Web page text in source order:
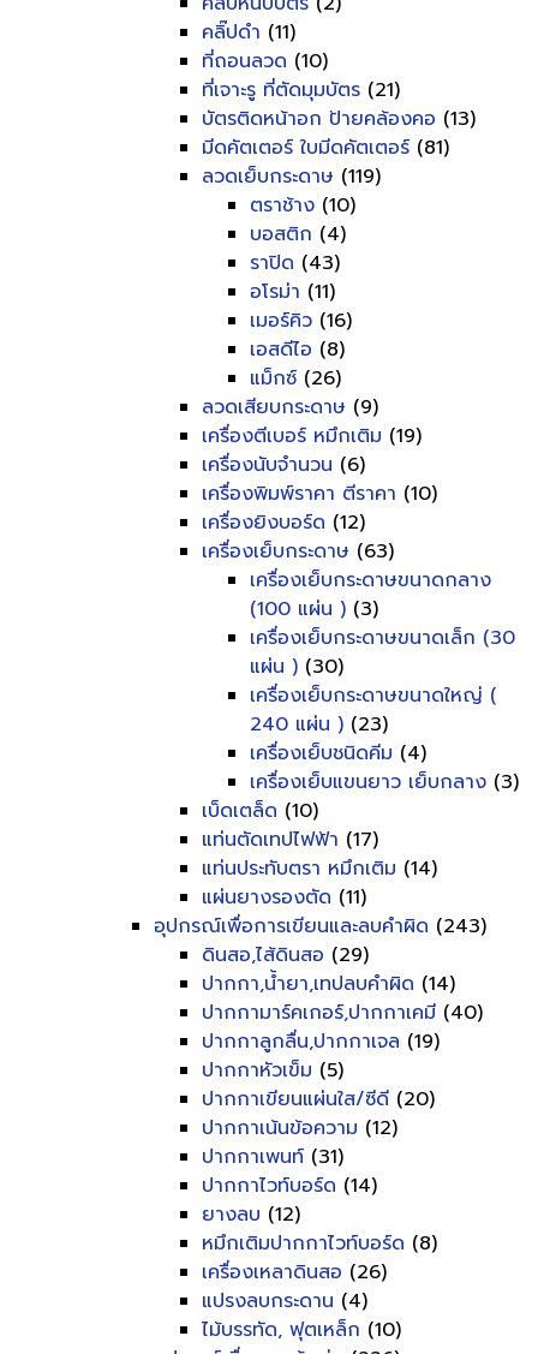
คลิ๊ปดำ (11)
ที่ถอนลวด (10)
ที่เจาะรู ที่ตัดมุมบัตร (21)
บัตรติดหน้าอก ป้ายคล้องคอ (13)
มีดคัตเตอร์ ใบมีดคัตเตอร์ (81)
ลวดเย็บกระดาษ (119)
ตราช้าง (10)
บอสติก (4)
ราปิด (43)
อโรม่า (11)
เมอร์คิว (16)
เอสดีไอ (8)
แม็กซ์ (26)
ลวดเสียบกระดาษ (9)
เครื่องตีเบอร์ หมึกเติม (19)
เครื่องนับจำนวน (6)
เครื่องพิมพ์ราคา ตีราคา (10)
เครื่องยิงบอร์ด (12)
เครื่องเย็บกระดาษ (63)
เครื่องเย็บกระดาษขนาดกลาง
(100 แผ่น ) (3)
เครื่องเย็บกระดาษขนาดเล็ก (30
แผ่น ) (30)
เครื่องเย็บกระดาษขนาดใหญ่ (
240 แผ่น ) (23)
เครื่องเย็บชนิดคีม (4)
เครื่องเย็บแขนยาว เย็บกลาง (3)
เบ็ดเตล็ด (10)
แท่นตัดเทปไฟฟ้า (17)
แท่นประทับตรา หมึกเติม (14)
แผ่นยางรองตัด (11)
อุปกรณ์เพื่อการเขียนและลบคำผิด (243)
ดินสอ,ไส้ดินสอ (29)
ปากกา,น้ำยา,เทปลบคำผิด (14)
ปากกามาร์คเกอร์,ปากกาเคมี (40)
ปากกาลูกลื่น,ปากกาเจล (19)
ปากกาหัวเข็ม (5)
ปากกาเขียนแผ่นใส/ซีดี (20)
ปากกาเน้นข้อความ (12)
ปากกาเพนท์ (31)
ปากกาไวท์บอร์ด (14)
ยางลบ (12)
หมึกเติมปากกาไวท์บอร์ด (8)
เครื่องเหลาดินสอ (26)
แปรงลบกระดาน (4)
ไม้บรรทัด, ฟุตเหล็ก (10)